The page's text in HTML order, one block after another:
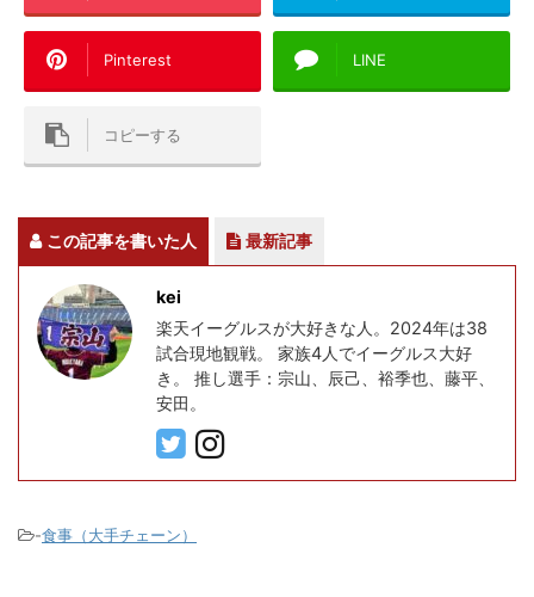
Pinterest LINE
コピーする
この記事を書いた人 最新記事
kei
楽天イーグルスが大好きな人。2024年は38
試合現地観戦。 家族4人でイーグルス大好
き。 推し選手：宗山、辰己、裕季也、藤平、
安田。
-食事（大手チェーン）